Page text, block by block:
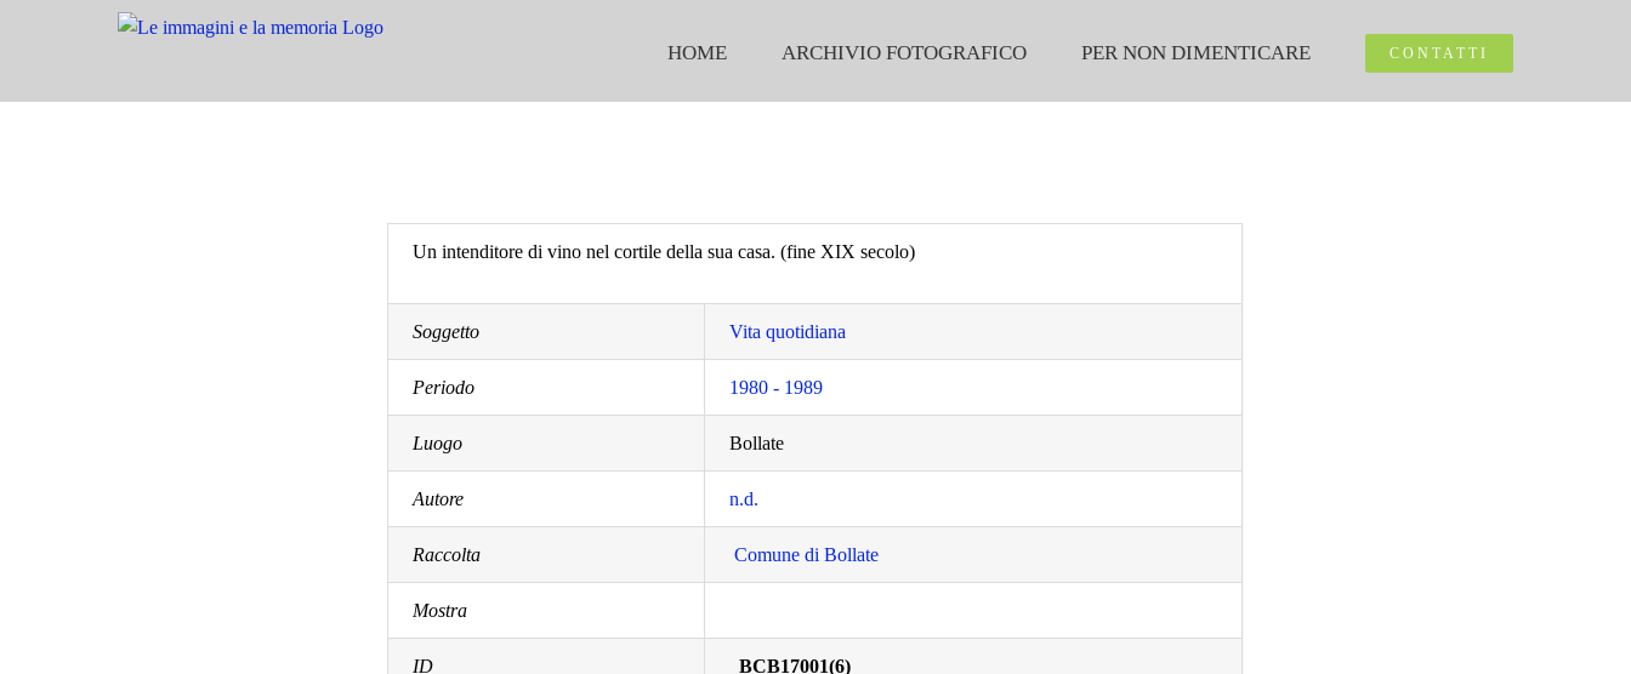
HOME ARCHIVIO FOTOGRAFICO PER NON DIMENTICARE CONTATTI
Un intenditore di vino nel cortile della sua casa. (fine XIX secolo)
Soggetto Vita quotidiana
Periodo 1980 - 1989
Luogo Bollate
Autore n.d.
Raccolta Comune di Bollate
Mostra
ID _BCB17001(6)